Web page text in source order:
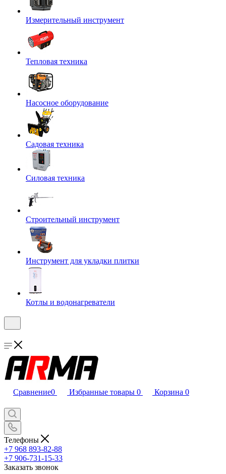
Измерительный инструмент
Тепловая техника
Насосное оборудование
Садовая техника
Силовая техника
Строительный инструмент
Инструмент для укладки плитки
Котлы и водонагреватели
Сравнение0 Избранные товары 0 Корзина 0
Телефоны
+7 968 893-82-88
+7 906-731-15-33
Заказать звонок